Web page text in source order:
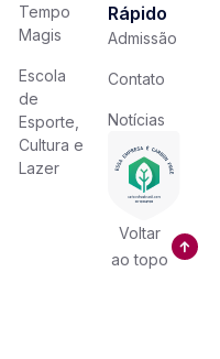
Tempo
Magis
Escola
de
Esporte,
Cultura e
Lazer
Rápido
Admissão
Contato
Notícias
Voltar
ao topo